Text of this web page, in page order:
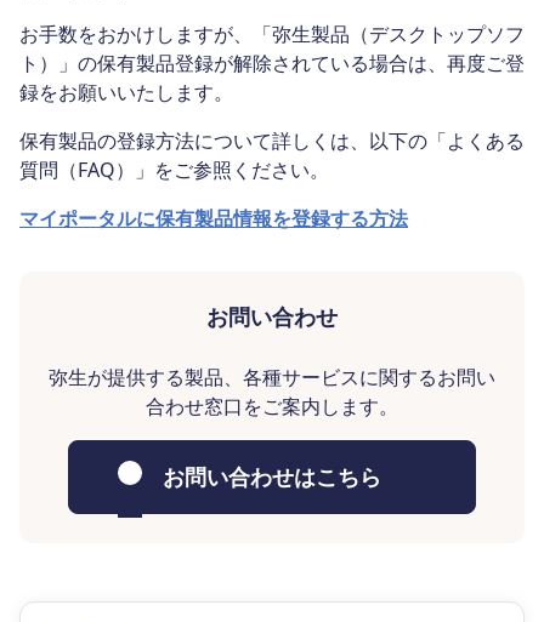
お手数をおかけしますが、「弥生製品（デスクトップソフ
ト）」の保有製品登録が解除されている場合は、再度ご登
録をお願いいたします。
保有製品の登録方法について詳しくは、以下の「よくある
質問（FAQ）」をご参照ください。
マイポータルに保有製品情報を登録する方法
お問い合わせ
弥生が提供する製品、各種サービスに関するお問い
合わせ窓口をご案内します。
お問い合わせはこちら